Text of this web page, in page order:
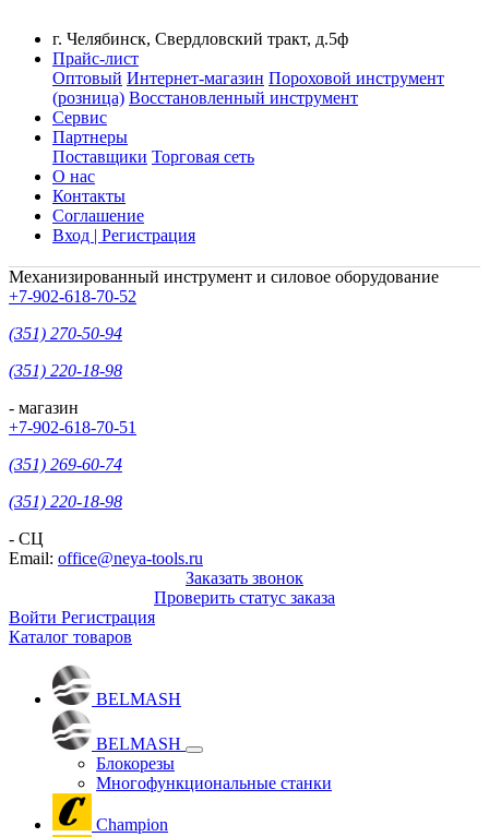
г. Челябинск, Свердловский тракт, д.5ф
Прайс-лист
Оптовый Интернет-магазин Пороховой инструмент
(розница) Восстановленный инструмент
Сервис
Партнеры
Поставщики Торговая сеть
О нас
Контакты
Соглашение
Вход | Регистрация
Механизированный инструмент и силовое оборудование
+7-902-618-70-52
(351) 270-50-94
(351) 220-18-98
- магазин
+7-902-618-70-51
(351) 269-60-74
(351) 220-18-98
- СЦ
Email: office@neya-tools.ru
Заказать звонок
Проверить статус заказа
Войти Регистрация
Каталог товаров
BELMASH
BELMASH
Блокорезы
Многофункциональные станки
Champion